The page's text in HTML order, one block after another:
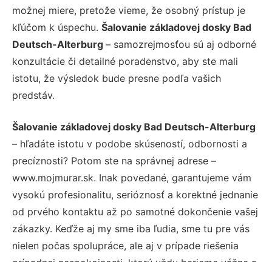
možnej miere, pretože vieme, že osobný prístup je
kľúčom k úspechu. Šalovanie základovej dosky Bad
Deutsch-Alterburg – samozrejmosťou sú aj odborné
konzultácie či detailné poradenstvo, aby ste mali
istotu, že výsledok bude presne podľa vašich
predstáv.
Šalovanie základovej dosky Bad Deutsch-Alterburg
– hľadáte istotu v podobe skúseností, odbornosti a
precíznosti? Potom ste na správnej adrese –
www.mojmurar.sk. Inak povedané, garantujeme vám
vysokú profesionalitu, serióznosť a korektné jednanie
od prvého kontaktu až po samotné dokončenie vašej
zákazky. Keďže aj my sme iba ľudia, sme tu pre vás
nielen počas spolupráce, ale aj v prípade riešenia